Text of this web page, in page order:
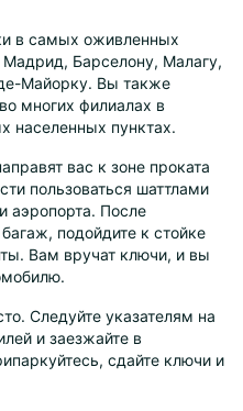
в самых оживленных
Барселону, Малагу,
Майорку. Вы также
многих филиалах в
населенных пунктах.
вас к зоне проката
пользоваться шаттлами
аэропорта. После
подойдите к стойке
Вам вручат ключи, и вы
Следуйте указателям на
и заезжайте в
сдайте ключи и